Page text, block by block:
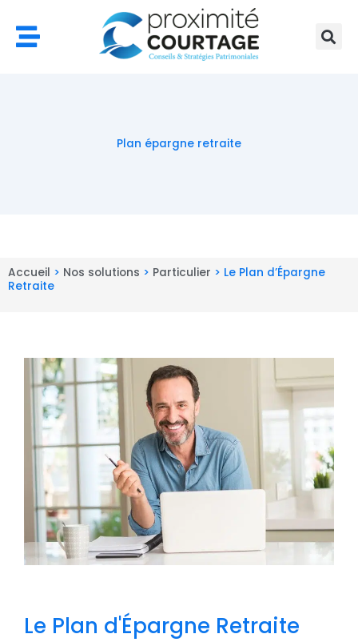
contenu
Plan épargne retraite
Accueil > Nos solutions > Particulier > Le Plan d’Épargne
Retraite
Le Plan d'Épargne Retraite